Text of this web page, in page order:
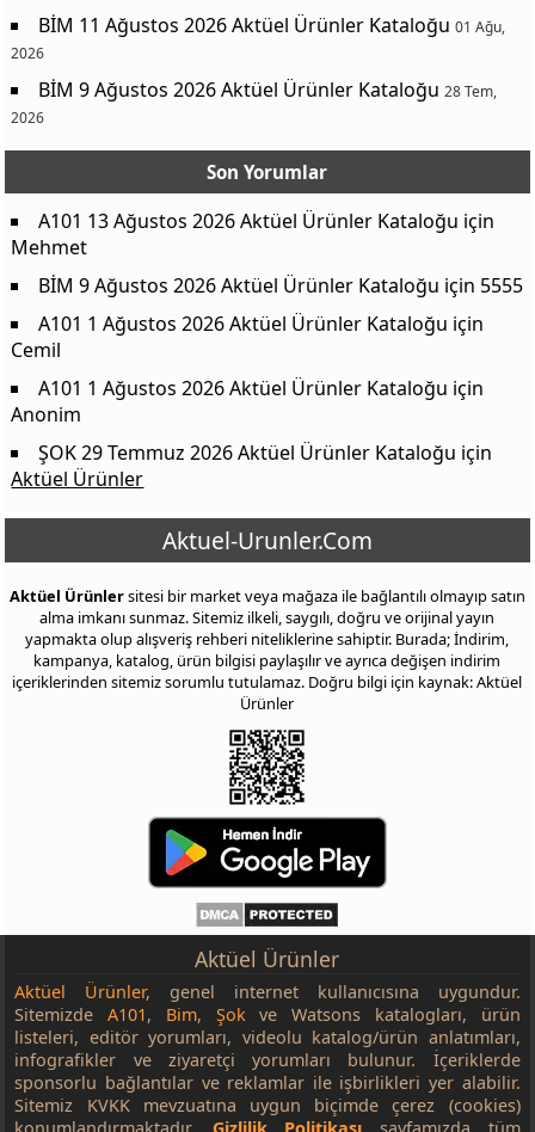
BİM 11 Ağustos 2026 Aktüel Ürünler Kataloğu 01 Ağu,
2026
BİM 9 Ağustos 2026 Aktüel Ürünler Kataloğu 28 Tem,
2026
Son Yorumlar
A101 13 Ağustos 2026 Aktüel Ürünler Kataloğu için
Mehmet
BİM 9 Ağustos 2026 Aktüel Ürünler Kataloğu için 5555
A101 1 Ağustos 2026 Aktüel Ürünler Kataloğu için
Cemil
A101 1 Ağustos 2026 Aktüel Ürünler Kataloğu için
Anonim
ŞOK 29 Temmuz 2026 Aktüel Ürünler Kataloğu için
Aktüel Ürünler
Aktuel-Urunler.Com
Aktüel Ürünlersitesi bir market veya mağaza ile bağlantılı olmayıp satın
alma imkanı sunmaz. Sitemiz ilkeli, saygılı, doğru ve orijinal yayın
yapmakta olup alışveriş rehberi niteliklerine sahiptir. Burada; İndirim,
kampanya, katalog, ürün bilgisi paylaşılır ve ayrıca değişen indirim
içeriklerinden sitemiz sorumlu tutulamaz. Doğru bilgi için kaynak: Aktüel
Ürünler
Aktüel Ürünler
Aktüel Ürünler, genel internet kullanıcısına uygundur.
SitemizdeA101, Bim, Şokve Watsons katalogları, ürün
listeleri, editör yorumları, videolu katalog/ürün anlatımları,
infografikler ve ziyaretçi yorumları bulunur. İçeriklerde
sponsorlu bağlantılar ve reklamlar ile işbirlikleri yer alabilir.
Sitemiz KVKK mevzuatına uygun biçimde çerez (cookies)